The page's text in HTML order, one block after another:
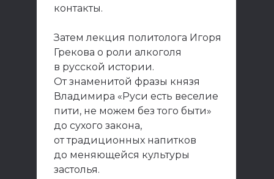
контакты.
Затем лекция политолога Игоря
Грекова о роли алкоголя
в русской истории.
От знаменитой фразы князя
Владимира «Руси есть веселие
пити, не можем без того быти»
до сухого закона,
от традиционных напитков
до меняющейся культуры
застолья.